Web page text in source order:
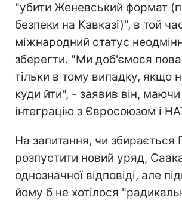
"убити Женевський формат
безпеки на Кавказі)", в той
міжнародний статус
зберегти. "Ми доб'ємося
тільки в тому випадку, якщо
куди йти", - заявив він, маючи
інтеграцію з Євросоюзом і
На запитання, чи збирається
розпустити новий уряд,
однозначної відповіді, але
йому б не хотілося